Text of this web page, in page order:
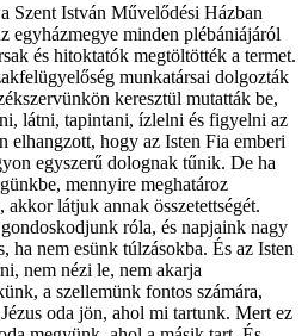
Szent István Művelődési Házban
egyházmegye minden plébániájáról
és hitoktatók megtöltötték a termet.
munkatársai dolgozták
keresztül mutatták be,
látni, tapintani, ízlelni és figyelni az
elhangzott, hogy az Isten Fia emberi
egyszerű dolognak tűnik. De ha
mennyire meghatároz
látjuk annak összetettségét.
róla, és napjaink nagy
ha nem esünk túlzásokba. És az Isten
nem nézi le, nem akarja
a szellemünk fontos számára,
oda jön, ahol mi tartunk. Mert ez